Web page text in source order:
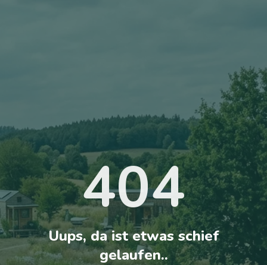
404
Uups, da ist etwas schief
gelaufen..